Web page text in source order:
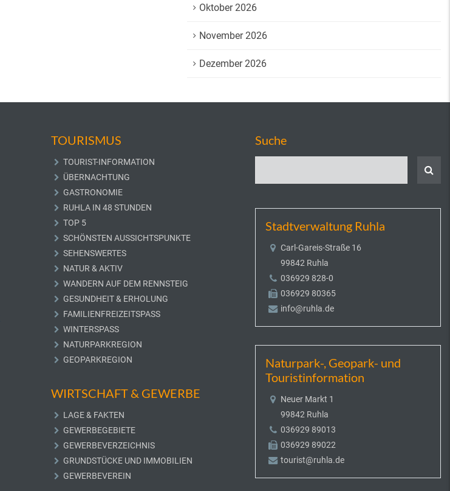
Oktober 2026
November 2026
Dezember 2026
TOURISMUS
TOURIST-INFORMATION
ÜBERNACHTUNG
GASTRONOMIE
RUHLA IN 48 STUNDEN
TOP 5
SCHÖNSTEN AUSSICHTSPUNKTE
SEHENSWERTES
NATUR & AKTIV
WANDERN AUF DEM RENNSTEIG
GESUNDHEIT & ERHOLUNG
FAMILIENFREIZEITSPASS
WINTERSPASS
NATURPARKREGION
GEOPARKREGION
WIRTSCHAFT & GEWERBE
LAGE & FAKTEN
GEWERBEGEBIETE
GEWERBEVERZEICHNIS
GRUNDSTÜCKE UND IMMOBILIEN
GEWERBEVEREIN
Suche
Stadtverwaltung Ruhla
Carl-Gareis-Straße 16
99842 Ruhla
036929 828-0
036929 80365
info@ruhla.de
Naturpark-, Geopark- und
Touristinformation
Neuer Markt 1
99842 Ruhla
036929 89013
036929 89022
tourist@ruhla.de